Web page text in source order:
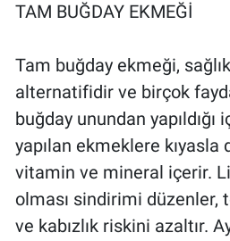
TAM BUĞDAY EKMEĞİ
Tam buğday ekmeği,
alternatifidir ve birçok
buğday unundan yapıldığı
yapılan ekmeklere kıyasla
vitamin ve mineral içerir.
olması sindirimi düzenler,
ve kabızlık riskini azaltır.